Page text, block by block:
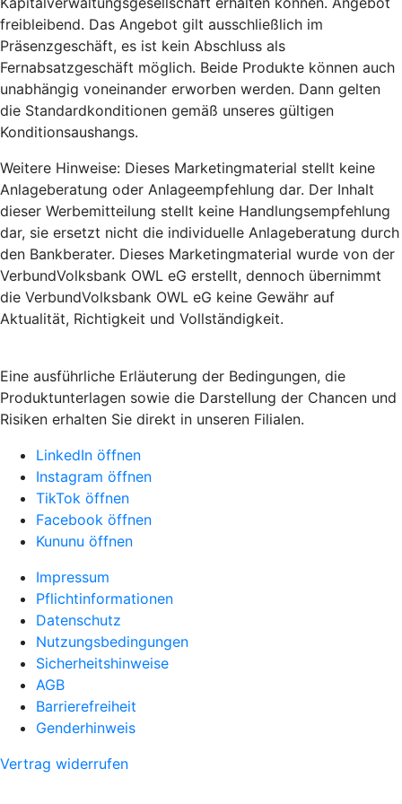
freibleibend. Das Angebot gilt ausschließlich im
Präsenzgeschäft, es ist kein Abschluss als
Fernabsatzgeschäft möglich. Beide Produkte können auch
unabhängig voneinander erworben werden. Dann gelten
die Standardkonditionen gemäß unseres gültigen
Konditionsaushangs.
Weitere Hinweise: Dieses Marketingmaterial stellt keine
Anlageberatung oder Anlageempfehlung dar. Der Inhalt
dieser Werbemitteilung stellt keine Handlungsempfehlung
dar, sie ersetzt nicht die individuelle Anlageberatung durch
den Bankberater. Dieses Marketingmaterial wurde von der
VerbundVolksbank OWL eG erstellt, dennoch übernimmt
die VerbundVolksbank OWL eG keine Gewähr auf
Aktualität, Richtigkeit und Vollständigkeit.
Eine ausführliche Erläuterung der Bedingungen, die
Produktunterlagen sowie die Darstellung der Chancen und
Risiken erhalten Sie direkt in unseren Filialen.
LinkedIn öffnen
Instagram öffnen
TikTok öffnen
Facebook öffnen
Kununu öffnen
Impressum
Pflichtinformationen
Datenschutz
Nutzungsbedingungen
Sicherheitshinweise
AGB
Barrierefreiheit
Genderhinweis
Vertrag widerrufen